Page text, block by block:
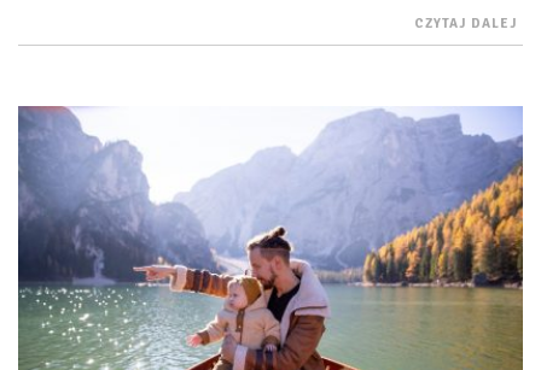
CZYTAJ DALEJ